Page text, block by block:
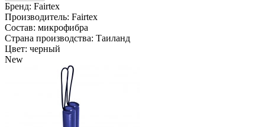
Бренд: Fairtex
Производитель: Fairtex
Состав: микрофибра
Страна производства: Таиланд
Цвет: черный
New